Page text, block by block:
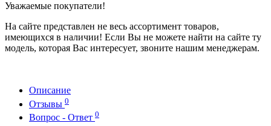
Уважаемые покупатели!
На сайте представлен не весь ассортимент товаров,
имеющихся в наличии! Если Вы не можете найти на сайте ту
модель, которая Вас интересует, звоните нашим менеджерам.
Описание
Отзывы 0
Вопрос - Ответ 0